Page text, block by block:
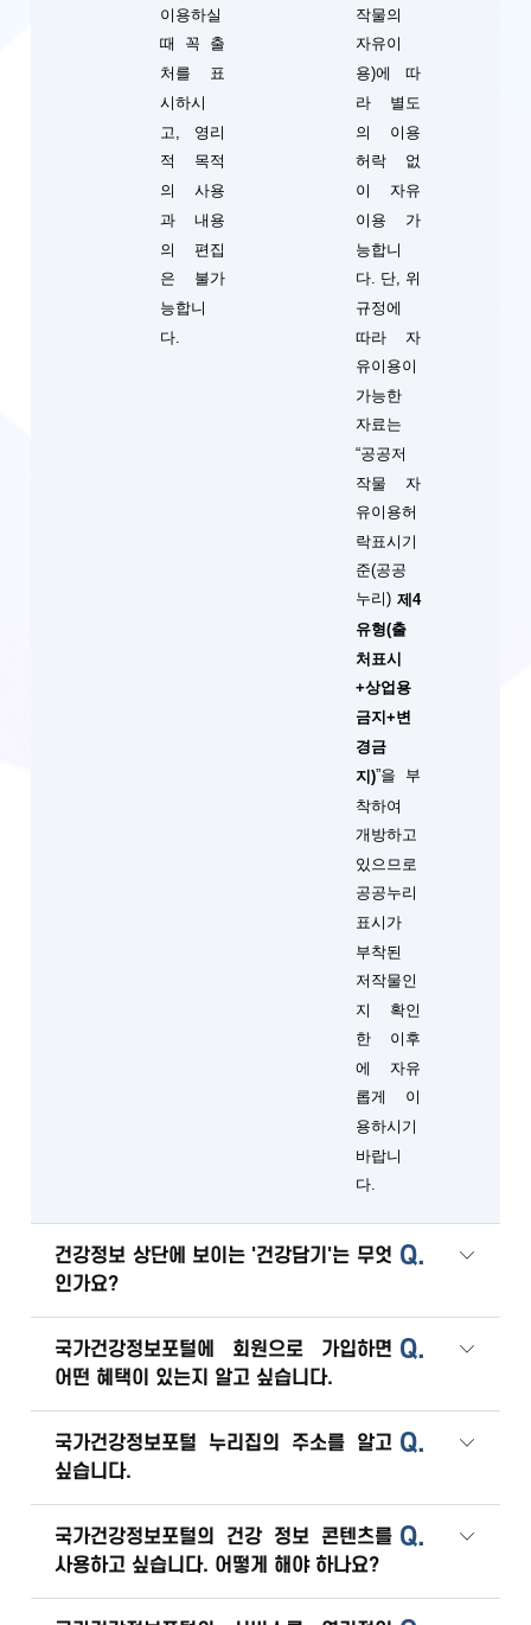
이용하실
때 꼭 출
처를 표
시하시
고, 영리
적 목적
의 사용
과 내용
의 편집
은 불가
능합니
다.
작물의
자유이
용)에 따
라 별도
의 이용
허락 없
이 자유
이용 가
능합니
다. 단, 위
규정에
따라 자
유이용이
가능한
자료는
“공공저
작물 자
유이용허
락표시기
준(공공
누리) 제4
유형(출
처표시
+상업용
금지+변
경금
지)”을 부
착하여
개방하고
있으므로
공공누리
표시가
부착된
저작물인
지 확인
한 이후
에 자유
롭게 이
용하시기
바랍니
다.
Q.
건강정보 상단에 보이는 '건강담기'는 무엇
인가요?
Q.
국가건강정보포털에 회원으로 가입하면
어떤 혜택이 있는지 알고 싶습니다.
Q.
국가건강정보포털 누리집의 주소를 알고
싶습니다.
Q.
국가건강정보포털의 건강 정보 콘텐츠를
사용하고 싶습니다. 어떻게 해야 하나요?